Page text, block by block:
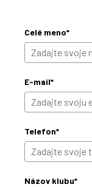
Celé meno*
E-mail*
Telefon*
Názov klubu*